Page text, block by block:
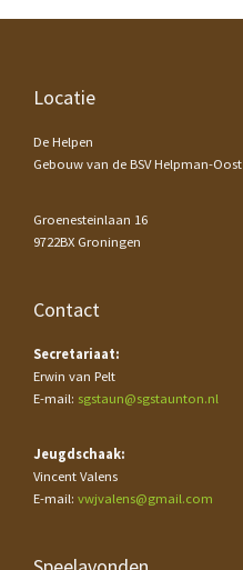
Footer
Locatie
De Helpen
Gebouw van de BSV Helpman-Oost
Groenesteinlaan 16
9722BX Groningen
Contact
Secretariaat:
Erwin van Pelt
E-mail: sgstaun@sgstaunton.nl
Jeugdschaak:
Vincent Valens
E-mail: vwjvalens@gmail.com